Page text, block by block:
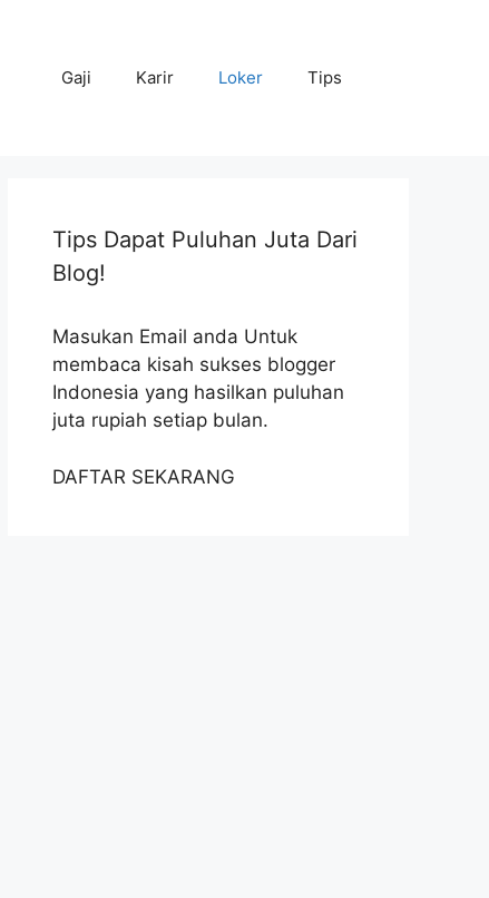
Gaji Karir Loker Tips
Tips Dapat Puluhan Juta Dari
Blog!
Masukan Email anda Untuk
membaca kisah sukses blogger
Indonesia yang hasilkan puluhan
juta rupiah setiap bulan.
DAFTAR SEKARANG